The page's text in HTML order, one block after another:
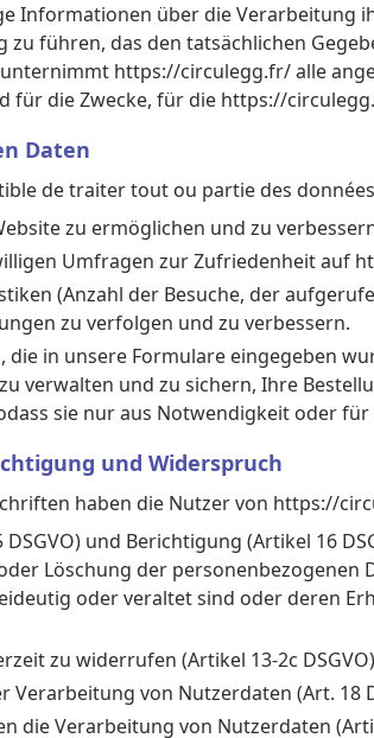
Informationen über die Verarbeitung
zu führen, das den tatsächlichen
https://circulegg.fr/ alle
für die Zwecke, für die https://
Daten
de traiter tout ou partie des
zu ermöglichen und zu
Umfragen zur Zufriedenheit auf
(Anzahl der Besuche, der
zu verfolgen und zu verbessern.
in unsere Formulare eingegeben
verwalten und zu sichern, Ihre
sie nur aus Notwendigkeit oder
und Widerspruch
haben die Nutzer von https://
DSGVO) und Berichtigung (Artikel 16
Löschung der personenbezogenen
oder veraltet sind oder deren
zu widerrufen (Artikel 13-2c DSGVO)
Verarbeitung von Nutzerdaten (Art. 18
die Verarbeitung von Nutzerdaten